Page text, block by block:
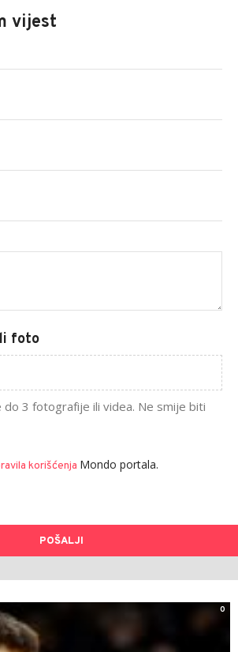
vijest
foto
do 3 fotografije ili videa. Ne smije biti
korišćenja Mondo portala.
POŠALJI
0